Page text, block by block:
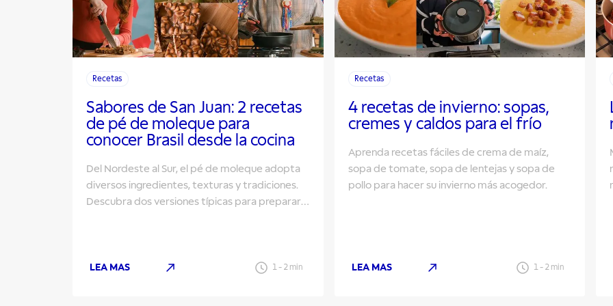
Recetas
Sabores de San Juan: 2 recetas
de pé de moleque para
conocer Brasil desde la cocina
Del Nordeste al Sur, el pé de moleque adopta
diversos ingredientes, texturas y tradiciones.
Descubra dos versiones típicas para preparar
LEA MAS 1- 2min
Recetas
4 recetas de invierno: sopas,
cremes y caldos para el frío
Aprenda recetas fáciles de crema de maíz,
sopa de tomate, sopa de lentejas y sopa de
pollo para hacer su invierno más acogedor.
LEA MAS 1- 2 min